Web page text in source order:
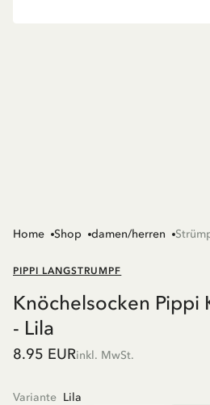
Home Shop damen/herren
PIPPI LANGSTRUMPF
Knöchelsocken Pippi
- Lila
8.95 EURinkl. MwSt.
Variante Lila